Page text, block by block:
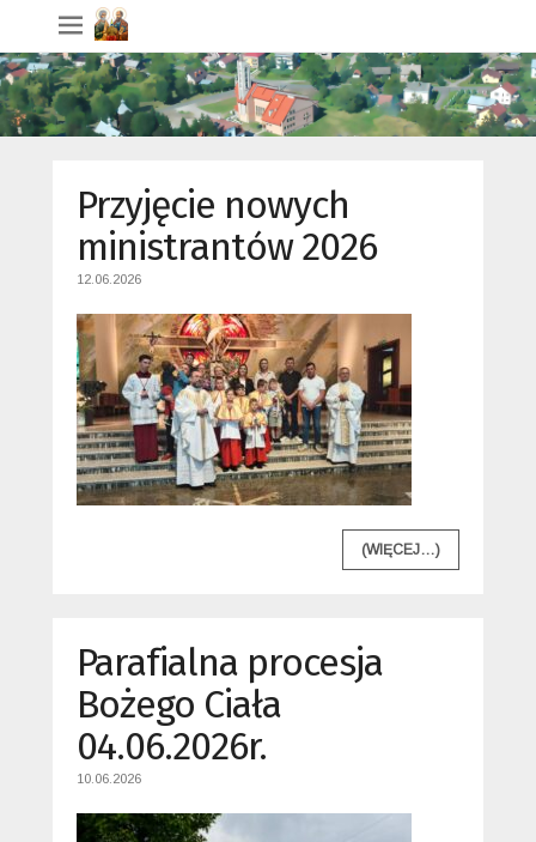
Przyjęcie nowych
ministrantów 2026
12.06.2026
(WIĘCEJ…)
Parafialna procesja
Bożego Ciała
04.06.2026r.
10.06.2026